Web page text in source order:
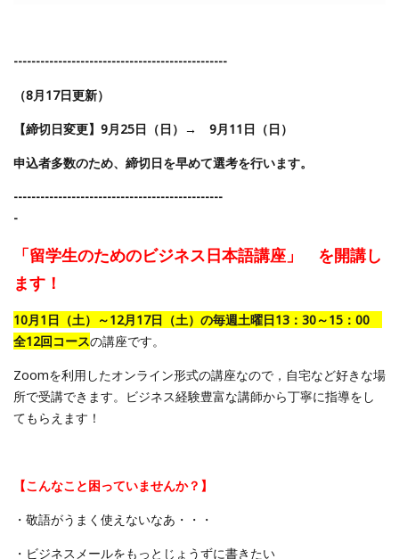
------------------------------------------------
（8月17日更新）
【締切日変更】9月25日（日）→ 9月11日（日）
申込者多数のため、締切日を早めて選考を行います。
-----------------------------------------------
-
「留学生のためのビジネス日本語講座」 を開講し
ます！
10月1日（土）～12月17日（土）の毎週土曜日13：30～15：00
全12回コースの講座です。
Zoomを利用したオンライン形式の講座なので，自宅など好きな場
所で受講できます。ビジネス経験豊富な講師から丁寧に指導をし
てもらえます！
【こんなこと困っていませんか？】
・敬語がうまく使えないなあ・・・
・ビジネスメールをもっとじょうずに書きたい